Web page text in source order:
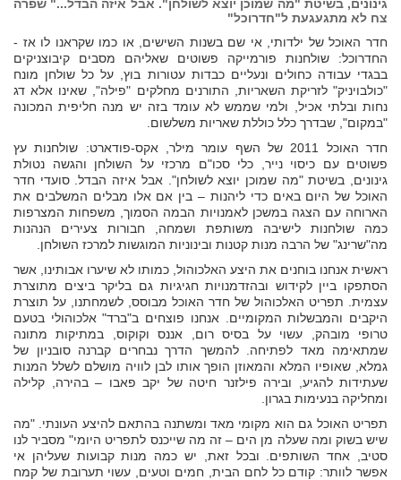
גינונים, בשיטת "מה שמוכן יוצא לשולחן". אבל איזה הבדל..." שפרה
צח לא מתגעגעת ל"חדרוכל"
חדר האוכל של ילדותי, אי שם בשנות השישים, או כמו שקראנו לו אז -
החדרוכל: שולחנות פורמייקה פשוטים שאליהם מסבים קיבוצניקים
בבגדי עבודה כחולים ונעליים כבדות עטורות בוץ, על כל שולחן מונח
"כולבויניק" לזריקת השאריות, התורנים מחלקים "פילה", שאינו אלא דג
נחות ובלתי אכיל, ולמי שממש לא עומד בזה יש מנה חליפית המכונה
"במקום", שבדרך כלל כוללת שאריות משלשום.
חדר האוכל 2011 של השף עומר מילר, אקס-פודארט: שולחנות עץ
פשוטים עם כיסוי נייר, כלי סכו"ם מרכזי על השולחן והגשה נטולת
גינונים, בשיטת "מה שמוכן יוצא לשולחן". אבל איזה הבדל. סועדי חדר
האוכל של היום באים כדי ליהנות – בין אם אלו מבלים המשלבים את
הארוחה עם הצגה במשכן לאמנויות הבמה הסמוך, משפחות המצרפות
כמה שולחנות לישיבה משותפת ושמחה, חבורות צעירים הנהנות
מה"שרינג" של הרבה מנות קטנות ובינוניות המוגשות למרכז השולחן.
ראשית אנחנו בוחנים את היצע האלכוהול, כמותו לא שיערו אבותינו, אשר
הסתפקו ביין לקידוש ובהזדמנויות חגיגיות גם בליקר ביצים מתוצרת
עצמית. תפריט האלכוהול של חדר האוכל מבוסס, לשמחתנו, על תוצרת
היקבים והמבשלות המקומיים. אנחנו פוצחים ב"ברד" אלכוהולי בטעם
טרופי מובהק, עשוי על בסיס רום, אננס וקוקוס, במתיקות מתונה
שמתאימה מאד לפתיחה. להמשך הדרך נבחרים קברנה סובניון של
גמלא, שאופיו המלא והמאוזן הופך אותו לבן לוויה מושלם לשלל המנות
שעתידות להגיע, ובירה פילזנר חיטה של יקב פאבו – בהירה, קלילה
ומחליקה בנעימות בגרון.
תפריט האוכל גם הוא מקומי מאד ומשתנה בהתאם להיצע העונתי. "מה
שיש בשוק ומה שעלה מן הים – זה מה שייכנס לתפריט היומי" מסביר לנו
סטיב, אחד השותפים. ובכל זאת, יש כמה מנות קבועות שעליהן אי
אפשר לוותר: קודם כל לחם הבית, חמים וטעים, עשוי תערובת של קמח